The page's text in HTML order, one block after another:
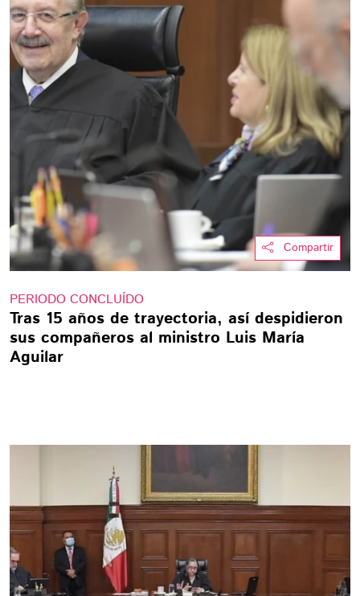
Compartir
PERIODO CONCLUÍDO
Tras 15 años de trayectoria, así despidieron
sus compañeros al ministro Luis María
Aguilar